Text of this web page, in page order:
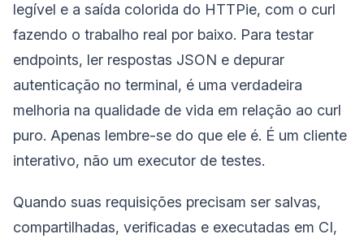
legível e a saída colorida do HTTPie, com o curl
fazendo o trabalho real por baixo. Para testar
endpoints, ler respostas JSON e depurar
autenticação no terminal, é uma verdadeira
melhoria na qualidade de vida em relação ao curl
puro. Apenas lembre-se do que ele é. É um cliente
interativo, não um executor de testes.
Quando suas requisições precisam ser salvas,
compartilhadas, verificadas e executadas em CI,